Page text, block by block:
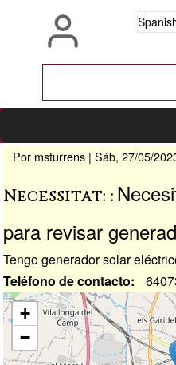
Main
navigation
Por msturrens | Sáb, 27/05/
Necessitat:
para revisar
Tengo generador solar
Teléfono de contacto
Ubicación
+
−